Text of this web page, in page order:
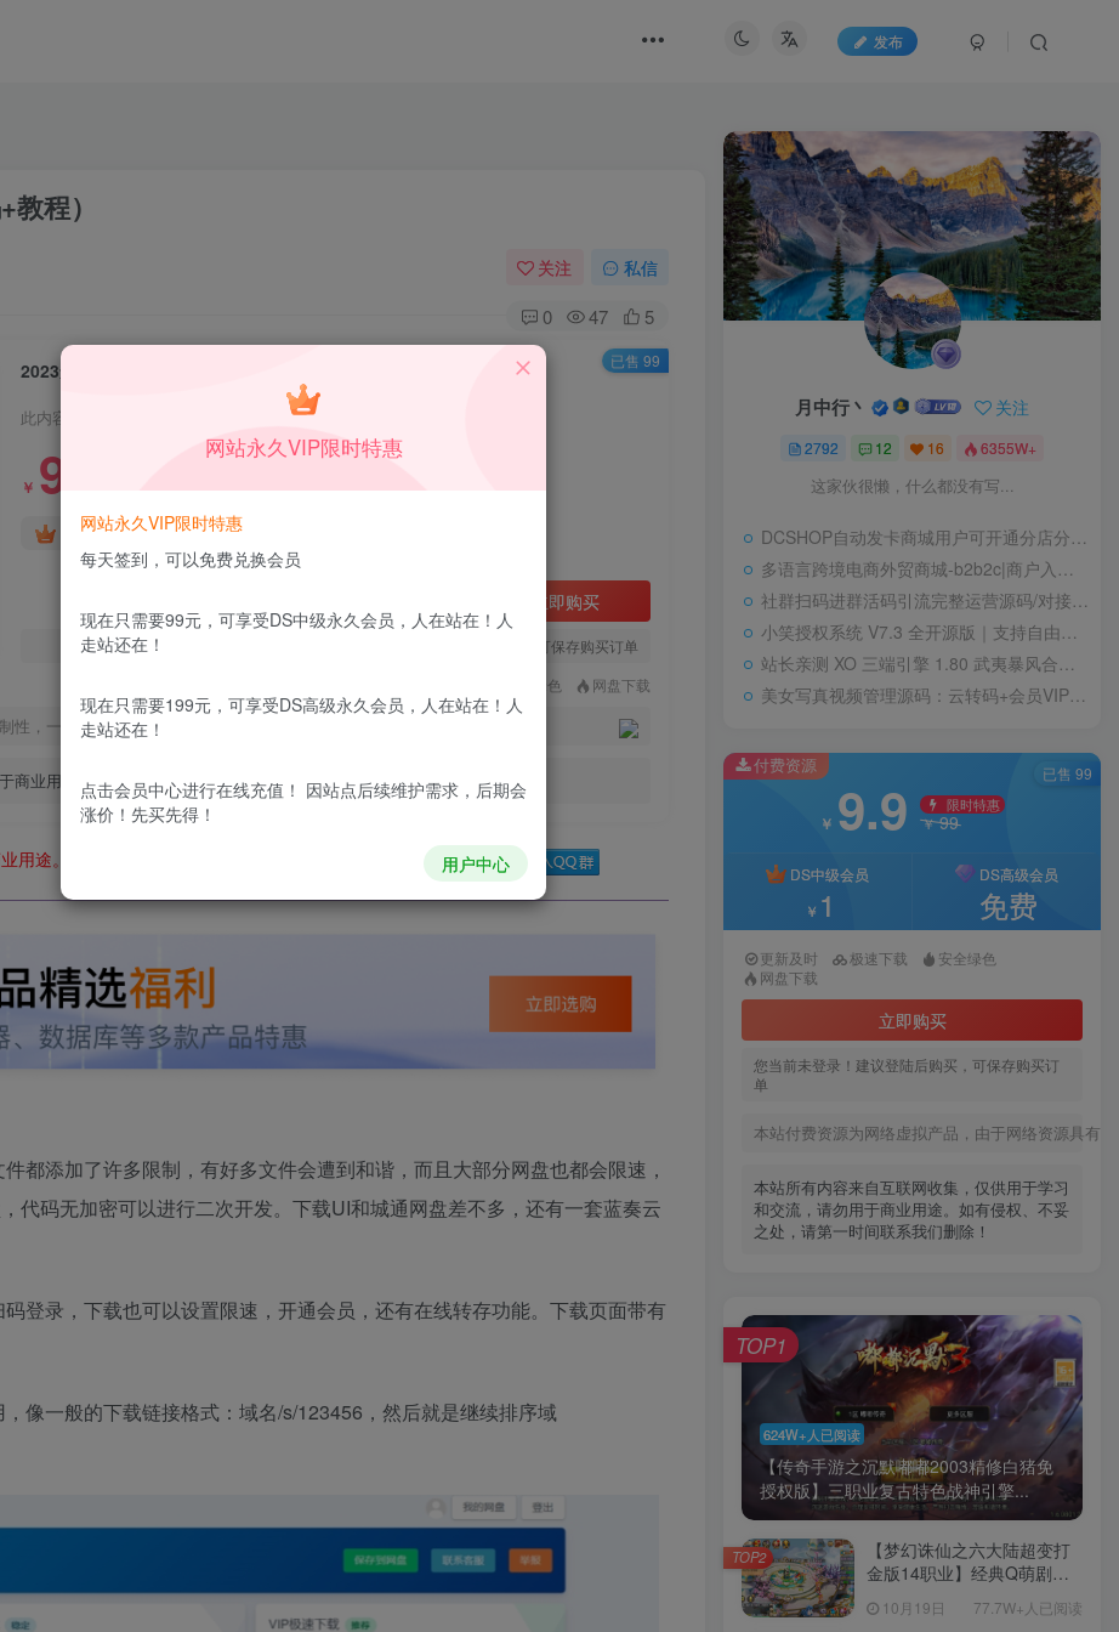
发布
程）
关注 私信
0 47 5
2023运营级别网赚网盘平台搭建（源码+教程）
此内容为付费资源，请付费后查看
￥ 9.9 99
DS中级会员￥1 DS高级会员
立即购买
您当前未登录！建议登陆后购买，可保存购买订单
安全绿色 网盘下载
，一经出售不予退款，购买如有疑问请及时联系站长QQ：
商业用途。如有侵权、不妥之处，请第一时间联系我们删除！
已售 99
途。如有侵权、不妥之处，请第一时间联系我们删除！ Q群：
都添加了许多限制，有好多文件会遭到和谐，而且大部分网盘也都会限速，
代码无加密可以进行二次开发。下载UI和城通网盘差不多，还有一套蓝奏云
登录，下载也可以设置限速，开通会员，还有在线转存功能。下载页面带有
像一般的下载链接格式：域名/s/123456，然后就是继续排序域
月中行丶 关注
2792 12 16 6355W+
这家伙很懒，什么都没有写...
DCSHOP自动发卡商城用户可开通分店分销，支持实物发货，自带博客功能
多语言跨境电商外贸商城-b2b2c|商户入驻|随机物流|信用分|平台代发
社群扫码进群活码引流完整运营源码/对接免签约支付接口/推广正常绑定下级
小笑授权系统 V7.3 全开源版｜支持自由二次开发
站长亲测 XO 三端引擎 1.80 武夷暴风合击复古传奇手游服务端 魔神领域盘古圣地降魔天堂
美女写真视频管理源码：云转码+会员VIP系统，一键采集+代理系统全支持
付费资源
￥ 9.9 限时特惠
￥99
DS中级会员
￥ 1
DS高级会员
免费
更新及时 极速下载
安全绿色
网盘下载
立即购买
您当前未登录！建议登陆后购买，可保存购买订
单
本站付费资源为网络虚拟产品，由于网络资源具有
本站所有内容来自互联网收集，仅供用于学习
和交流，请勿用于商业用途。如有侵权、不妥
之处，请第一时间联系我们删除！
已售 99
624W+人已阅读
【传奇手游之沉默嘟嘟2003精修白猪免
授权版】三职业复古特色战神引擎...
TOP1
【梦幻诛仙之六大陆超变打
金版14职业】经典Q萌剧情
Linux服务端源码视频架设教
10月19日 77.7W+人已阅读
TOP2
网站永久VIP限时特惠
网站永久VIP限时特惠
每天签到，可以免费兑换会员
现在只需要99元，可享受DS中级永久会员，人在站在！人
走站还在！
现在只需要199元，可享受DS高级永久会员，人在站在！人
走站还在！
点击会员中心进行在线充值！ 因站点后续维护需求，后期会
涨价！先买先得！
用户中心